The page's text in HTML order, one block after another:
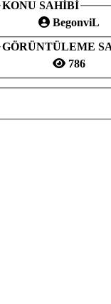
KONU SAHİBİ
BegonviL
GÖRÜNTÜLEME
786